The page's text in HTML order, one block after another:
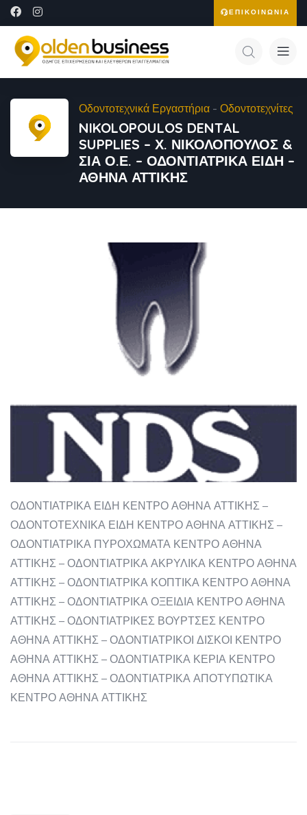
ΕΠΙΚΟΙΝΩΝΙΑ
Οδοντοτεχνικά Εργαστήρια - Οδοντοτεχνίτες
NIKOLOPOULOS DENTAL
SUPPLIES – Χ. ΝΙΚΟΛΟΠΟΥΛΟΣ &
ΣΙΑ Ο.Ε. – ΟΔΟΝΤΙΑΤΡΙΚΑ ΕΙΔΗ –
ΑΘΗΝΑ ΑΤΤΙΚΗΣ
ΟΔΟΝΤΙΑΤΡΙΚΑ ΕΙΔΗ ΚΕΝΤΡΟ ΑΘΗΝΑ ΑΤΤΙΚΗΣ –
ΟΔΟΝΤΟΤΕΧΝΙΚΑ ΕΙΔΗ ΚΕΝΤΡΟ ΑΘΗΝΑ ΑΤΤΙΚΗΣ –
ΟΔΟΝΤΙΑΤΡΙΚΑ ΠΥΡΟΧΩΜΑΤΑ ΚΕΝΤΡΟ ΑΘΗΝΑ
ΑΤΤΙΚΗΣ – ΟΔΟΝΤΙΑΤΡΙΚΑ ΑΚΡΥΛΙΚΑ ΚΕΝΤΡΟ ΑΘΗΝΑ
ΑΤΤΙΚΗΣ – ΟΔΟΝΤΙΑΤΡΙΚΑ ΚΟΠΤΙΚΑ ΚΕΝΤΡΟ ΑΘΗΝΑ
ΑΤΤΙΚΗΣ – ΟΔΟΝΤΙΑΤΡΙΚΑ ΟΞΕΙΔΙΑ ΚΕΝΤΡΟ ΑΘΗΝΑ
ΑΤΤΙΚΗΣ – ΟΔΟΝΤΙΑΤΡΙΚΕΣ ΒΟΥΡΤΣΕΣ ΚΕΝΤΡΟ
ΑΘΗΝΑ ΑΤΤΙΚΗΣ – ΟΔΟΝΤΙΑΤΡΙΚΟΙ ΔΙΣΚΟΙ ΚΕΝΤΡΟ
ΑΘΗΝΑ ΑΤΤΙΚΗΣ – ΟΔΟΝΤΙΑΤΡΙΚΑ ΚΕΡΙΑ ΚΕΝΤΡΟ
ΑΘΗΝΑ ΑΤΤΙΚΗΣ – ΟΔΟΝΤΙΑΤΡΙΚΑ ΑΠΟΤΥΠΩΤΙΚΑ
ΚΕΝΤΡΟ ΑΘΗΝΑ ΑΤΤΙΚΗΣ